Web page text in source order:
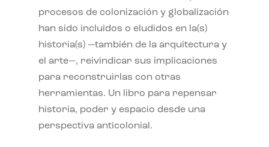
procesos de colonización y globalización
han sido incluidos o eludidos en la(s)
historia(s) —también de la arquitectura y
el arte—, reivindicar sus implicaciones
para reconstruirlas con otras
herramientas. Un libro para repensar
historia, poder y espacio desde una
perspectiva anticolonial.